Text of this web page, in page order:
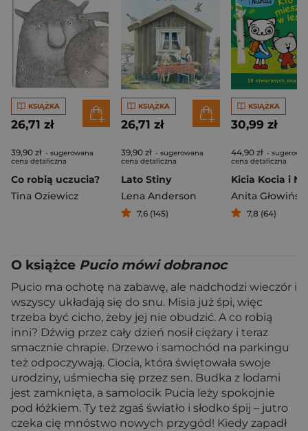
KSIĄŻKA
26,71 zł
39,90 zł - sugerowana
cena detaliczna
Co robią uczucia?
Tina Oziewicz
KSIĄŻKA
26,71 zł
39,90 zł - sugerowana
cena detaliczna
Lato Stiny
Lena Anderson
7,6 (145)
KSIĄŻKA
30,99 zł
44,90 zł -
cena detaliczna
Anita
7,8 (64)
O książce Pucio mówi dobranoc
Pucio ma ochotę na zabawę, ale nadchodzi wieczór i
wszyscy układają się do snu. Misia już śpi, więc
trzeba być cicho, żeby jej nie obudzić. A co robią
inni? Dźwig przez cały dzień nosił ciężary i teraz
smacznie chrapie. Drzewo i samochód na parkingu
też odpoczywają. Ciocia, która świętowała swoje
urodziny, uśmiecha się przez sen. Budka z lodami
jest zamknięta, a samolocik Pucia leży spokojnie
pod łóżkiem. Ty też zgaś światło i słodko śpij – jutro
czeka cię mnóstwo nowych przygód! Kiedy zapadł